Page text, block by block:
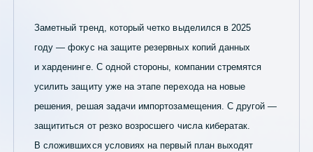
Заметный тренд, который четко выделился в 2025
году — фокус на защите резервных копий данных
и харденинге. С одной стороны, компании стремятся
усилить защиту уже на этапе перехода на новые
решения, решая задачи импортозамещения. С другой —
защититься от резко возросшего числа кибератак.
В сложившихся условиях на первый план выходят